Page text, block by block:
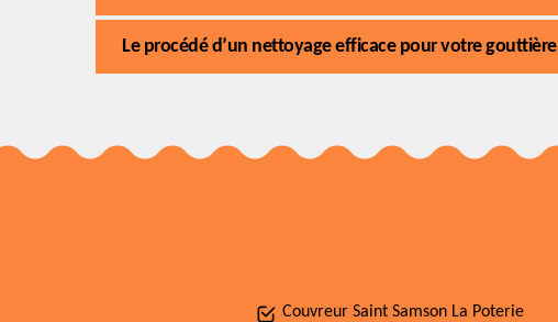
Le procédé d’un nettoyage efficace pour votre gouttière
Couvreur Saint Samson La Poterie